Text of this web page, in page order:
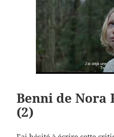
Benni de Nora
(2)